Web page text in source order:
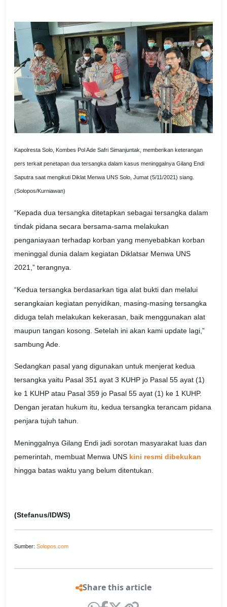
Kapolresta Solo, Kombes Pol Ade Safri Simanjuntak, memberikan keterangan
pers terkait penetapan dua tersangka dalam kasus meninggalnya Gilang Endi
Saputra saat mengikuti Diklat Menwa UNS Solo, Jumat (5/11/2021) siang.
(Solopos/Kurniawan)
“Kepada dua tersangka ditetapkan sebagai tersangka dalam
tindak pidana secara bersama-sama melakukan
penganiayaan terhadap korban yang menyebabkan korban
meninggal dunia dalam kegiatan Diklatsar Menwa UNS
2021,” terangnya.
“Kedua tersangka berdasarkan tiga alat bukti dan melalui
serangkaian kegiatan penyidikan, masing-masing tersangka
diduga telah melakukan kekerasan, baik menggunakan alat
maupun tangan kosong. Setelah ini akan kami update lagi,”
sambung Ade.
Sedangkan pasal yang digunakan untuk menjerat kedua
tersangka yaitu Pasal 351 ayat 3 KUHP jo Pasal 55 ayat (1)
ke 1 KUHP atau Pasal 359 jo Pasal 55 ayat (1) ke 1 KUHP.
Dengan jeratan hukum itu, kedua tersangka terancam pidana
penjara tujuh tahun.
Meninggalnya Gilang Endi jadi sorotan masyarakat luas dan
pemerintah, membuat Menwa UNS kini resmi dibekukan
hingga batas waktu yang belum ditentukan.
(Stefanus/IDWS)
Sumber: Solopos.com
Share this article